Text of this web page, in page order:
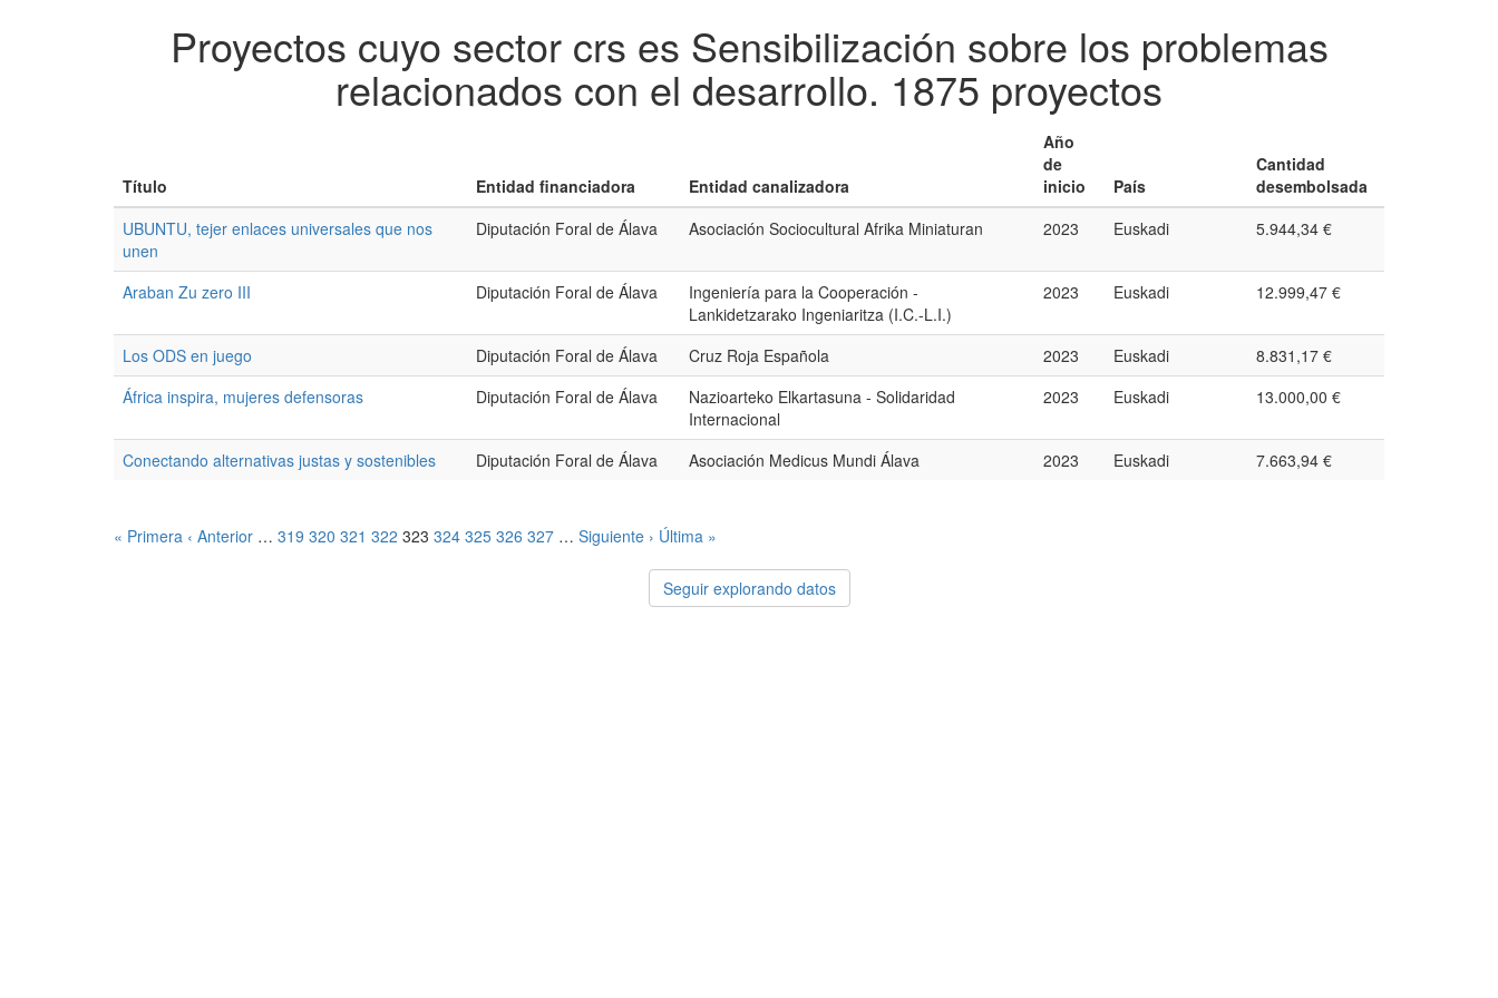
Proyectos cuyo sector crs es Sensibilización sobre los problemas
relacionados con el desarrollo. 1875 proyectos
Título Entidad financiadora Entidad canalizadora
Año
de
inicio
País
Cantidad
desembolsada
UBUNTU, tejer enlaces universales que nos
unen
Diputación Foral de Álava Asociación Sociocultural Afrika Miniaturan 2023 Euskadi 5.944,34 €
Araban Zu zero III Diputación Foral de Álava
Ingeniería para la Cooperación -
Lankidetzarako Ingeniaritza (I.C.-L.I.)
2023 Euskadi 12.999,47 €
Los ODS en juego Diputación Foral de Álava Cruz Roja Española 2023 Euskadi
8.831,17 €
África inspira, mujeres defensoras
Diputación Foral de Álava
Nazioarteko Elkartasuna - Solidaridad
Internacional
2023 Euskadi 13.000,00 €
Conectando alternativas justas y sostenibles Diputación Foral de Álava Asociación Medicus Mundi Álava 2023 Euskadi 7.663,94 €
« Primera ‹ Anterior … 319 320 321 322 323 324 325 326 327 … Siguiente › Última »
Seguir explorando datos